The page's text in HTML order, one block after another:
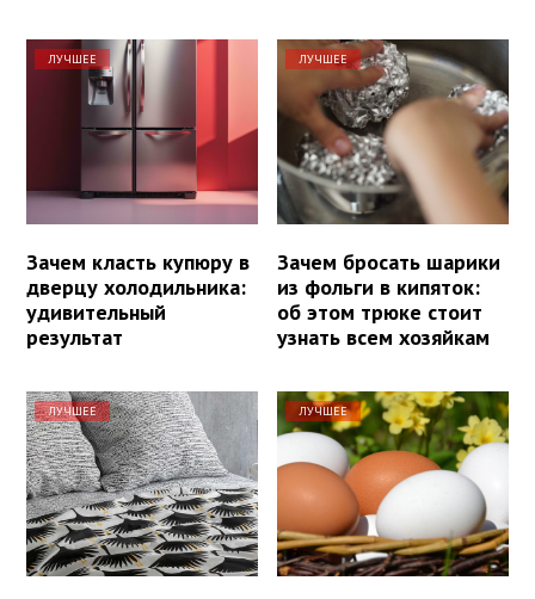
ЛУЧШЕЕ
Зачем класть купюру в
дверцу холодильника:
удивительный
результат
ЛУЧШЕЕ
Зачем бросать шарики
из фольги в кипяток:
об этом трюке стоит
узнать всем хозяйкам
ЛУЧШЕЕ ЛУЧШЕЕ